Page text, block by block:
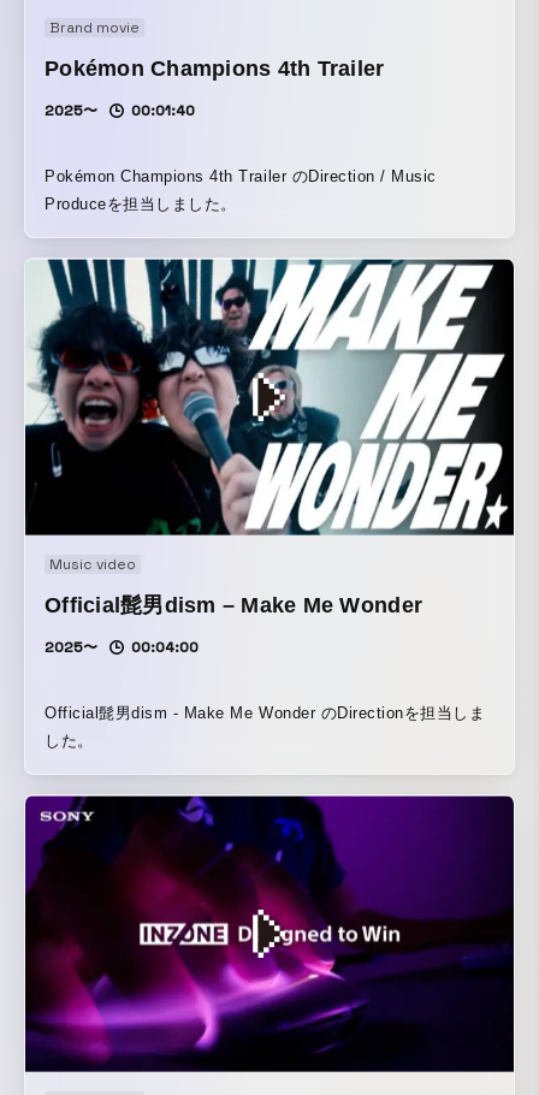
Brand movie
Pokémon Champions 4th Trailer
2025〜 00:01:40
Pokémon Champions 4th Trailer のDirection / Music
Produceを担当しました。
Music video
Official髭男dism – Make Me Wonder
2025〜 00:04:00
Official髭男dism - Make Me Wonder のDirectionを担当しま
した。